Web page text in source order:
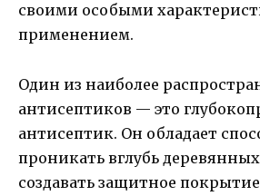
своими особыми
применением.
Один из наиболее
антисептиков — это
антисептик. Он обладает
проникать вглубь
создавать защитное